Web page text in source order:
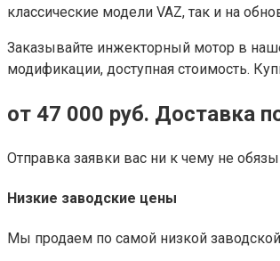
классические модели VAZ, так и на
Заказывайте инжекторный мотор в
модификации, доступная стоимость.
от 47 000 руб. Доставка
Отправка заявки вас ни к чему не
Низкие заводские цены
Мы продаем по самой низкой